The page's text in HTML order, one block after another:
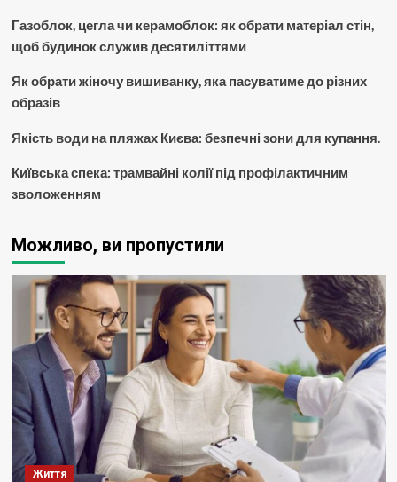
Газоблок, цегла чи керамоблок: як обрати матеріал стін,
щоб будинок служив десятиліттями
Як обрати жіночу вишиванку, яка пасуватиме до різних
образів
Якість води на пляжах Києва: безпечні зони для купання.
Київська спека: трамвайні колії під профілактичним
зволоженням
Можливо, ви пропустили
Життя